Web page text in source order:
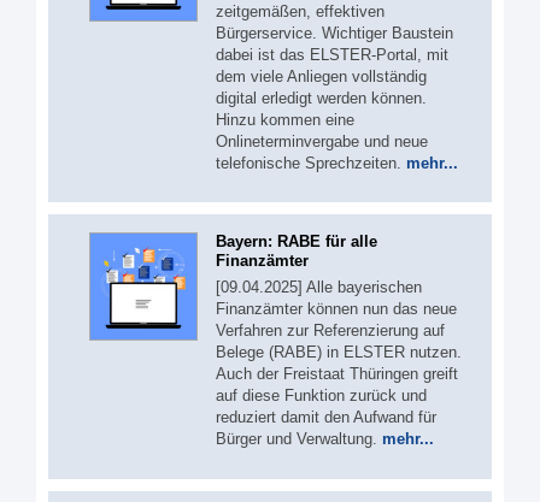
zeitgemäßen, effektiven
Bürgerservice. Wichtiger Baustein
dabei ist das ELSTER-Portal, mit
dem viele Anliegen vollständig
digital erledigt werden können.
Hinzu kommen eine
Onlineterminvergabe und neue
telefonische Sprechzeiten. mehr...
Bayern: RABE für alle
Finanzämter
[09.04.2025] Alle bayerischen
Finanzämter können nun das neue
Verfahren zur Referenzierung auf
Belege (RABE) in ELSTER nutzen.
Auch der Freistaat Thüringen greift
auf diese Funktion zurück und
reduziert damit den Aufwand für
Bürger und Verwaltung. mehr...